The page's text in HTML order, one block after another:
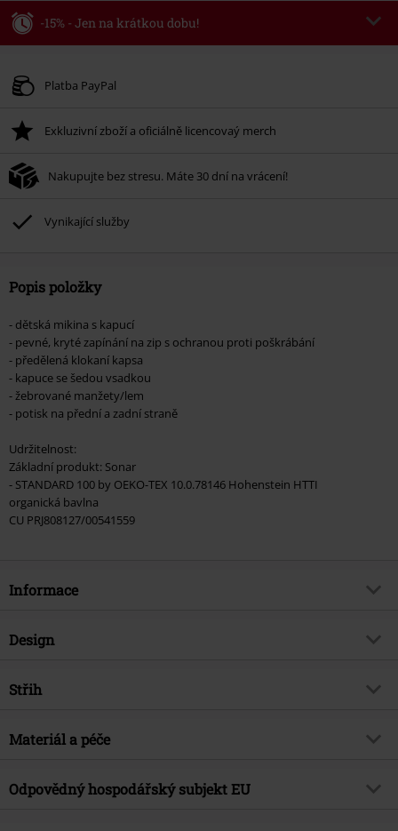
-15% - Jen na krátkou dobu!
Platné do 8/9/26
Po zadání kódu v košíku, se sleva uplatní automaticky.
Nelze kombinovat s jinými akciovými kódy. Sleva se nevztahuje na: knihy,
média, vstupenky, Rammstein, (Till) Lindemann, Böhse Onkelz, Broilers, Die
podpoříte nadaci.
Platba PayPal
Exkluzivní zboží a oficiálně licencovaý merch
Nakupujte bez stresu. Máte 30 dní na vrácení!
Vynikající služby
Popis položky
- dětská mikina s kapucí
- pevné, kryté zapínání na zip s ochranou proti poškrábání
- předělená klokaní kapsa
- kapuce se šedou vsadkou
- žebrované manžety/lem
- potisk na přední a zadní straně
Udržitelnost:
Základní produkt: Sonar
- STANDARD 100 by OEKO-TEX 10.0.78146 Hohenstein HTTI
organická bavlna
CU PRJ808127/00541559
Informace
Zboží č.
Hudební žánr
Licence
Datum vydání
10/30/20
Design
Typ výrobku
Vytištěno
Barva
černá
Střih
Délka
Materiál a péče
Vrchní materiál
100% bavlna
Odpovědný hospodářský subjekt EU